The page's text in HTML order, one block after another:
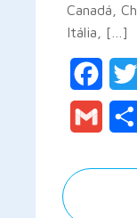
Canadá,
Itália, […]
Gmail